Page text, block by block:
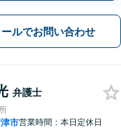
ールでお問い合わせ
弁護士
市営業時間：本日定休日